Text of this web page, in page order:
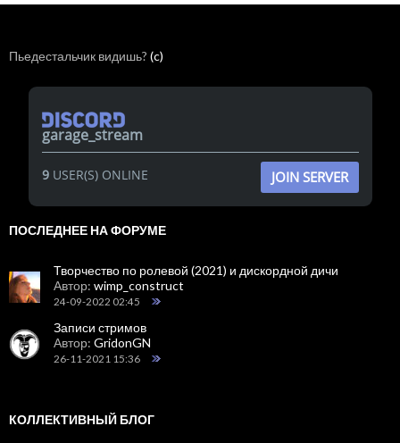
Пьедестальчик видишь? (c)
garage_stream
9USER(S) ONLINE JOIN SERVER
ПОСЛЕДНЕЕ НА ФОРУМЕ
Творчество по ролевой (2021) и дискордной дичи
Автор: wimp_construct
24-09-2022 02:45
Записи стримов
Автор: GridonGN
26-11-2021 15:36
КОЛЛЕКТИВНЫЙ БЛОГ